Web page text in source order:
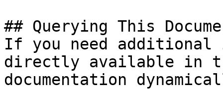
## Querying This
If you need
directly available in
documentation